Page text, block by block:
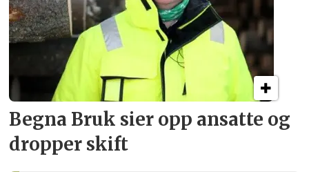
Begna Bruk sier opp ansatte og
dropper skift